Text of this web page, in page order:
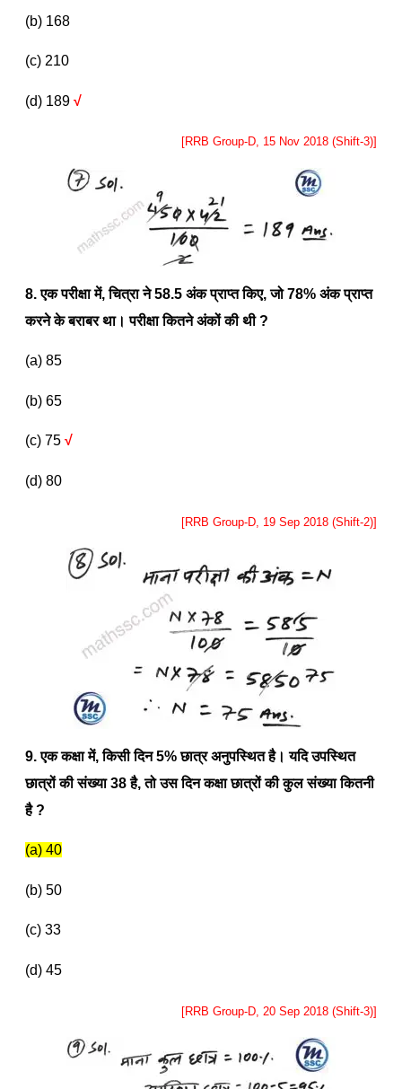
(b) 168
(c) 210
(d) 189√
[RRB Group-D, 15 Nov 2018 (Shift-3)]
8. एक परीक्षा में,चित्रा ने58.5अंक प्राप्त किए,जो78%अंक प्राप्त
करने के बराबर था। परीक्षा कितने अंकों की थी?
(a) 85
(b) 65
(c) 75√
(d) 80
[RRB Group-D, 19 Sep 2018 (Shift-2)]
9. एक कक्षा में,किसी दिन5%छात्र अनुपस्थित है। यदि उपस्थित
छात्रों की संख्या38है,तो उस दिन कक्षा छात्रों की कुल संख्या कितनी
है?
(a) 40
(b) 50
(c) 33
(d) 45
[RRB Group-D, 20 Sep 2018 (Shift-3)]